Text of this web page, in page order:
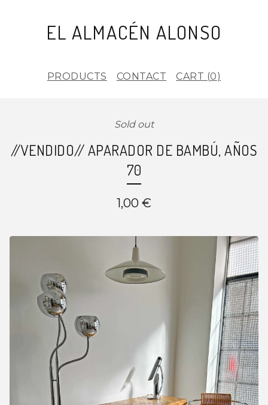
EL ALMACÉN ALONSO
PRODUCTS CONTACT CART (0)
Sold out
//VENDIDO// APARADOR DE BAMBÚ, AÑOS
70
1,00 €